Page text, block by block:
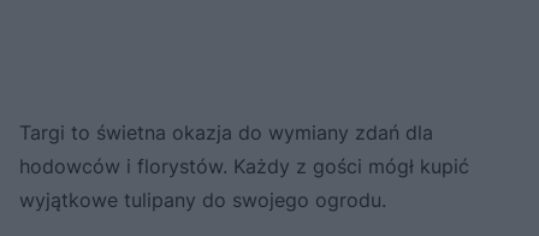
Targi to świetna okazja do wymiany zdań dla
hodowców i florystów. Każdy z gości mógł kupić
wyjątkowe tulipany do swojego ogrodu.